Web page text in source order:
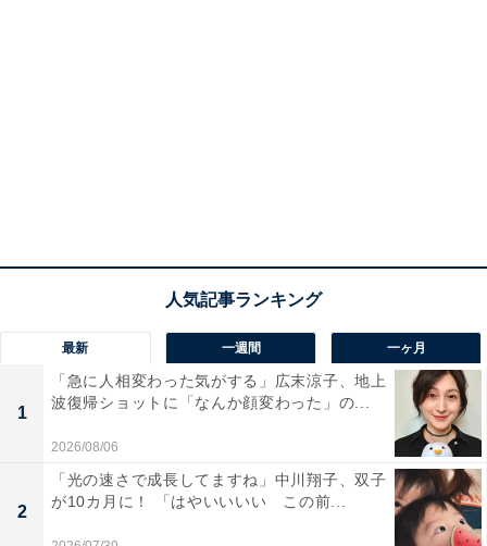
最新 一週間 一ヶ月
1
「急に人相変わった気がする」広末涼子、地上
波復帰ショットに「なんか顔変わった」の...
2026/08/06
2
「光の速さで成長してますね」中川翔子、双子
が10カ月に！ 「はやいいいい この前...